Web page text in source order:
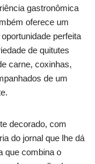
gastronômica
oferece um
perfeita
de quitutes
carne, coxinhas,
de um
decorado, com
do jornal que lhe dá
que combina o